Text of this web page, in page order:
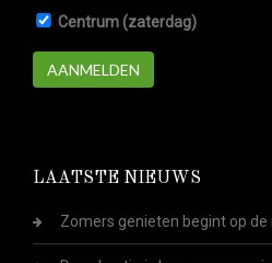
Centrum (zaterdag)
AANMELDEN
LAATSTE NIEUWS
Zomers genieten begint op